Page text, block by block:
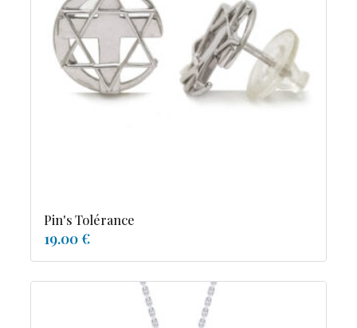
Pin's Tolérance
19.00 €